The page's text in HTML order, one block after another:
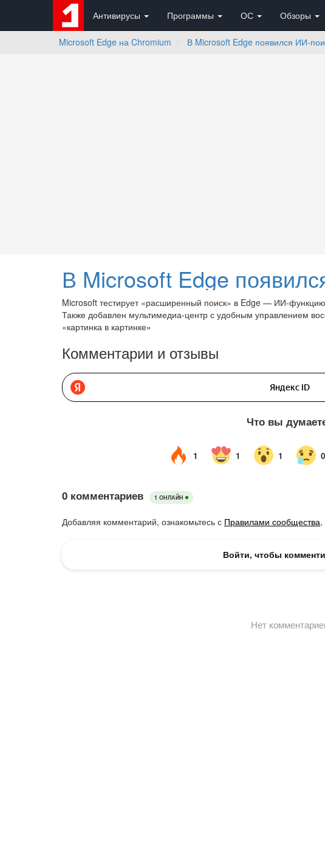
Антивирусы Программы ОС Обзоры
Microsoft Edge на Chromium В Microsoft Edge появился ИИ-
Microsoft тестирует «расширенный поиск» в Edge — ИИ-
Также добавлен мультимедиа-центр с удобным управлением
«картинка в картинке»
Комментарии и отзывы